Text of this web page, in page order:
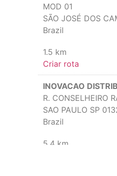
MOD 01
SÃO JOSÉ DOS
Brazil
1.5 km
Criar rota
INOVACAO
R. CONSELHEIRO
SAO PAULO SP
Brazil
5.4 km